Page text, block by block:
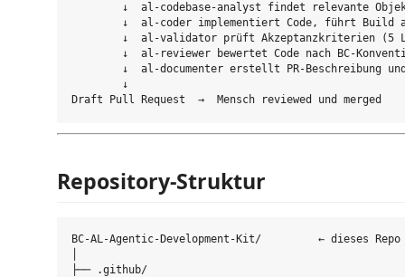
↓  al-codebase-analyst findet relevante
↓  al-coder implementiert Code, führt Build
↓  al-validator prüft Akzeptanzkriterien (5
↓  al-reviewer bewertet Code nach BC-
↓  al-documenter erstellt PR-Beschreibung
        ↓
Repository-Struktur
BC-AL-Agentic-Development-Kit/         ← dieses Repo
├── .github/